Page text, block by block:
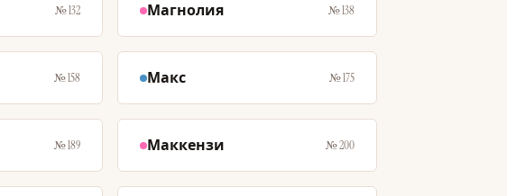
№ 132 Магнолия № 138
№ 158 Макс № 175
№ 189 Маккензи № 200